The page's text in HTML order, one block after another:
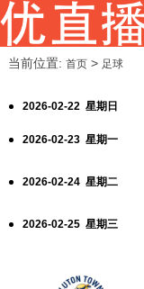
当前位置: 首页> 足球
2026-02-22 星期日
2026-02-23 星期一
2026-02-24 星期二
2026-02-25 星期三